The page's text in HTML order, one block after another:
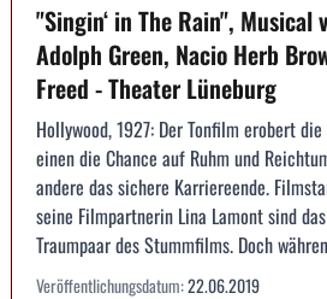
"Singin‘ in The Rain", Musical
Adolph Green, Nacio Herb
Freed - Theater Lüneburg
Hollywood, 1927: Der Tonfilm erobert
einen die Chance auf Ruhm und
andere das sichere Karriereende.
seine Filmpartnerin Lina Lamont sind
Traumpaar des Stummfilms. Doch
Veröffentlichungsdatum:22.06.2019